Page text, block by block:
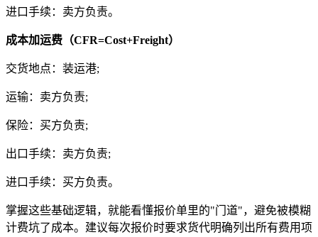
进口手续：卖方负责。
成本加运费（CFR=Cost+Freight）
交货地点：装运港;
运输：卖方负责;
保险：买方负责;
出口手续：卖方负责;
进口手续：买方负责。
掌握这些基础逻辑，就能看懂报价单里的"门道"，避免被模糊
计费坑了成本。建议每次报价时要求货代明确列出所有费用项